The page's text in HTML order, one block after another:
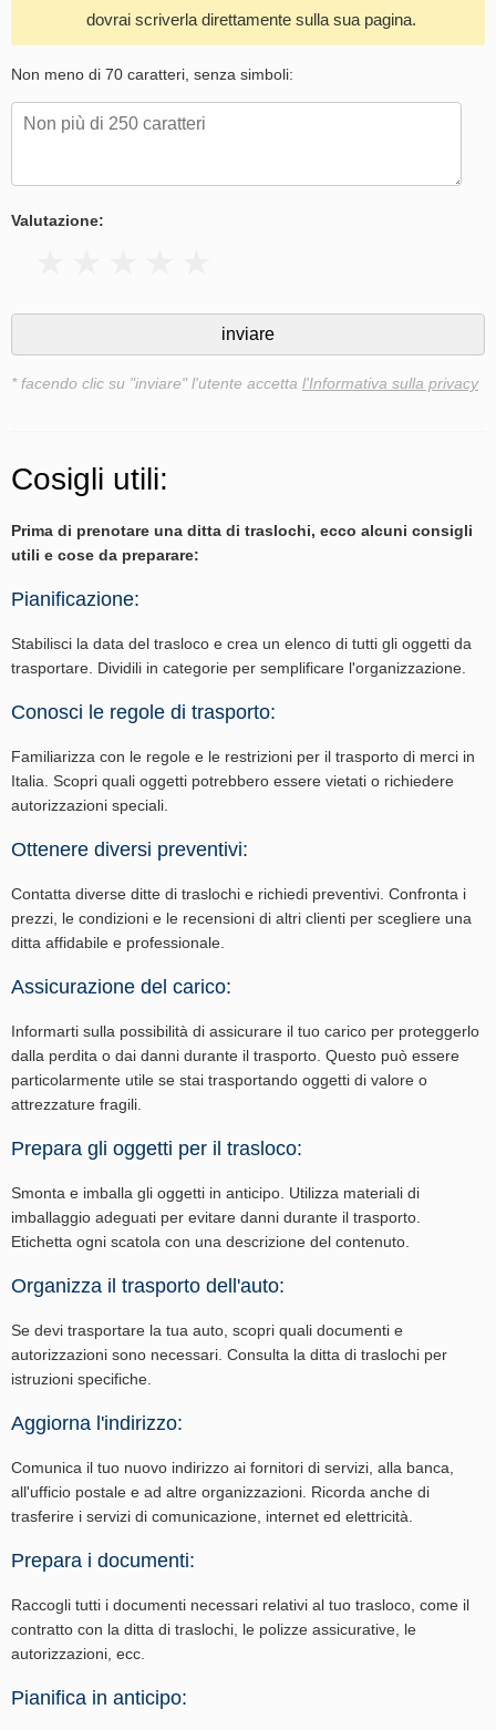
dovrai scriverla direttamente sulla sua pagina.
Non meno di 70 caratteri, senza simboli:
Valutazione:
* facendo clic su "inviare" l'utente accetta l'Informativa sulla privacy
Cosigli utili:
Prima di prenotare una ditta di traslochi, ecco alcuni consigli
utili e cose da preparare:
Pianificazione:
Stabilisci la data del trasloco e crea un elenco di tutti gli oggetti da
trasportare. Dividili in categorie per semplificare l'organizzazione.
Conosci le regole di trasporto:
Familiarizza con le regole e le restrizioni per il trasporto di merci in
Italia. Scopri quali oggetti potrebbero essere vietati o richiedere
autorizzazioni speciali.
Ottenere diversi preventivi:
Contatta diverse ditte di traslochi e richiedi preventivi. Confronta i
prezzi, le condizioni e le recensioni di altri clienti per scegliere una
ditta affidabile e professionale.
Assicurazione del carico:
Informarti sulla possibilità di assicurare il tuo carico per proteggerlo
dalla perdita o dai danni durante il trasporto. Questo può essere
particolarmente utile se stai trasportando oggetti di valore o
attrezzature fragili.
Prepara gli oggetti per il trasloco:
Smonta e imballa gli oggetti in anticipo. Utilizza materiali di
imballaggio adeguati per evitare danni durante il trasporto.
Etichetta ogni scatola con una descrizione del contenuto.
Organizza il trasporto dell'auto:
Se devi trasportare la tua auto, scopri quali documenti e
autorizzazioni sono necessari. Consulta la ditta di traslochi per
istruzioni specifiche.
Aggiorna l'indirizzo:
Comunica il tuo nuovo indirizzo ai fornitori di servizi, alla banca,
all'ufficio postale e ad altre organizzazioni. Ricorda anche di
trasferire i servizi di comunicazione, internet ed elettricità.
Prepara i documenti:
Raccogli tutti i documenti necessari relativi al tuo trasloco, come il
contratto con la ditta di traslochi, le polizze assicurative, le
autorizzazioni, ecc.
Pianifica in anticipo: